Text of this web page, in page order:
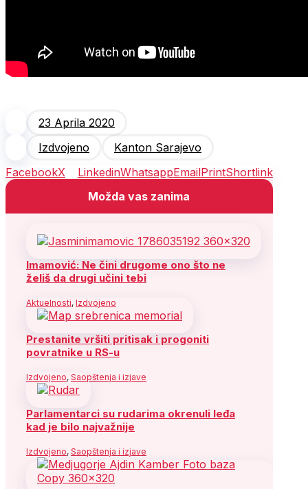
23 Aprila 2020
Izdvojeno
Kanton Sarajevo
FacebookX LinkedinWhatsappEmailPrintShortlink
Možda vas zanima
Imamović: Ne čini drugome ono što ne
želiš da drugi učini tebi
Aktuelnosti, Izdvojeno
Prestanite vršiti pritisak i progoniti
povratnike u RS-u
Izdvojeno, Saopštenja i izjave
Parlamentarci su rudarima okrenuli leđa
kad je bilo najvažnije
Izdvojeno, Saopštenja i izjave